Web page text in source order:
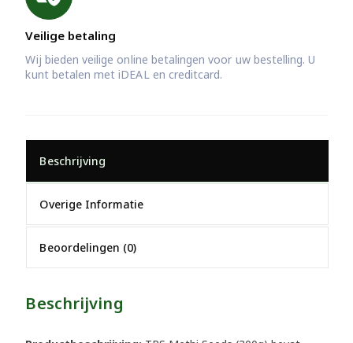
Veilige betaling
Wij bieden veilige online betalingen voor uw bestelling. U
kunt betalen met iDEAL en creditcard.
Beschrijving
Overige Informatie
Beoordelingen (0)
Beschrijving